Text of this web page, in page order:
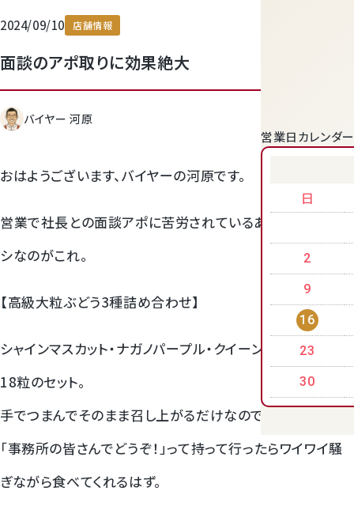
営業日カレンダー
日
2
9
16
23
30
天使音（あまね）マスクメロン
桃
大糖領桃
2024/09/10 店舗情報
面談のアポ取りに効果絶大
バイヤー 河原
おはようございます、バイヤーの河原です。
営業で社長との面談アポに苦労されているあなたにイチオ
シなのがこれ。
【高級大粒ぶどう3種詰め合わせ】
シャインマスカット・ナガノパープル・クイーンルージュの3種
18粒のセット。
手でつまんでそのまま召し上がるだけなので
「事務所の皆さんでどうぞ！」って持って行ったらワイワイ騒
ぎながら食べてくれるはず。